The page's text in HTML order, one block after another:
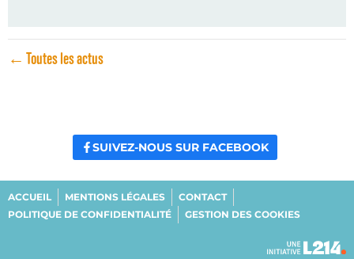
← Toutes les actus
SUIVEZ-NOUS SUR FACEBOOK
ACCUEIL MENTIONS LÉGALES
CONTACT
POLITIQUE DE CONFIDENTIALITÉ
GESTION DES COOKIES